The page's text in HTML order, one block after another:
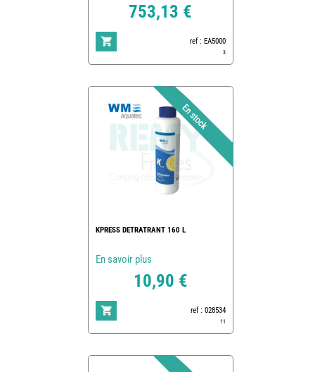
753,13 €
ref : EA5000
3
KPRESS DETRATRANT 160 L
En savoir plus
10,90 €
ref : 028534
11